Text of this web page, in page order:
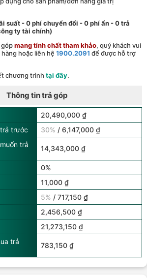
suất - 0 phí chuyển đổi - 0 phí ẩn - 0 trả
ty tài chính)
mang tính chất tham khảo, quý khách vui
hoặc liên hệ 1900.2091 để được hỗ trợ
chương trình tại đây.
Thông tin trả góp
20,490,000 ₫
trước
30% / 6,147,000 ₫
trả
14,343,000 ₫
0%
11,000 ₫
5% / 717,150 ₫
2,456,500 ₫
21,273,150 ₫
trả
783,150 ₫